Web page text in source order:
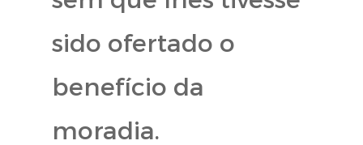
sido ofertado o
benefício da
moradia.